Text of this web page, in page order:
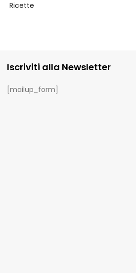
Ricette
Iscriviti alla Newsletter
[mailup_form]